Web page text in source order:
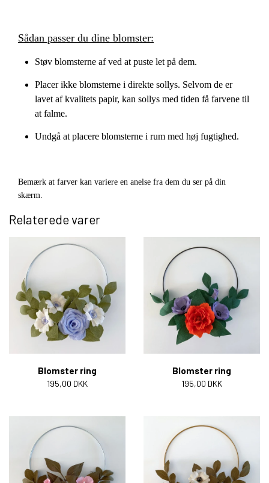
Sådan passer du dine blomster:
Støv blomsterne af ved at puste let på dem.
Placer ikke blomsterne i direkte sollys. Selvom de er
lavet af kvalitets papir, kan sollys med tiden få farvene til
at falme.
Undgå at placere blomsterne i rum med høj fugtighed.
Bemærk at farver kan variere en anelse fra dem du ser på din
skærm.
Relaterede varer
Blomster ring
195,00 DKK
Blomster ring
195,00 DKK